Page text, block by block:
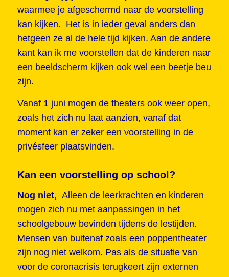
waarmee je afgeschermd naar de voorstelling
kan kijken. Het is in ieder geval anders dan
hetgeen ze al de hele tijd kijken. Aan de andere
kant kan ik me voorstellen dat de kinderen naar
een beeldscherm kijken ook wel een beetje beu
zijn.
Vanaf 1 juni mogen de theaters ook weer open,
zoals het zich nu laat aanzien, vanaf dat
moment kan er zeker een voorstelling in de
privésfeer plaatsvinden.
Kan een voorstelling op school?
Nog niet, Alleen de leerkrachten en kinderen
mogen zich nu met aanpassingen in het
schoolgebouw bevinden tijdens de lestijden.
Mensen van buitenaf zoals een poppentheater
zijn nog niet welkom. Pas als de situatie van
voor de coronacrisis terugkeert zijn externen